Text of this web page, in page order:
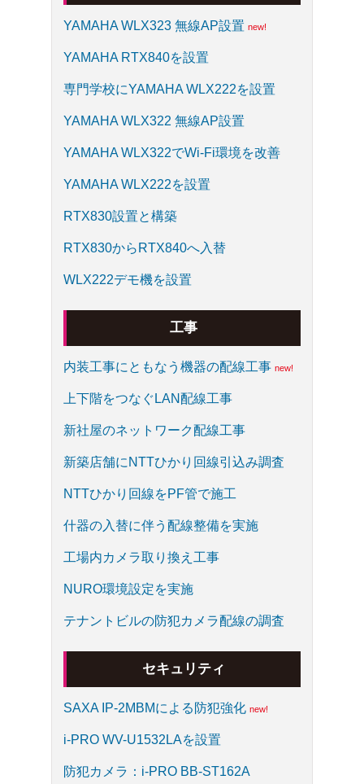
YAMAHA WLX323 無線AP設置
YAMAHA RTX840を設置
専門学校にYAMAHA WLX222を設置
YAMAHA WLX322 無線AP設置
YAMAHA WLX322でWi-Fi環境を改善
YAMAHA WLX222を設置
RTX830設置と構築
RTX830からRTX840へ入替
WLX222デモ機を設置
工事
内装工事にともなう機器の配線工事
上下階をつなぐLAN配線工事
新社屋のネットワーク配線工事
新築店舗にNTTひかり回線引込み調査
NTTひかり回線をPF管で施工
什器の入替に伴う配線整備を実施
工場内カメラ取り換え工事
NURO環境設定を実施
テナントビルの防犯カメラ配線の調査
セキュリティ
SAXA IP-2MBMによる防犯強化
i-PRO WV-U1532LAを設置
防犯カメラ：i-PRO BB-ST162A